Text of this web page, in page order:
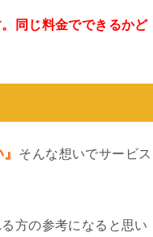
同じ料金でできるかど
そんな想いでサービス
方の参考になると思い